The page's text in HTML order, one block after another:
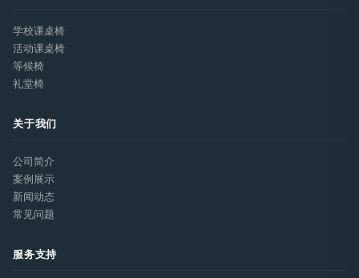
学校课桌椅
活动课桌椅
等候椅
礼堂椅
关于我们
公司简介
案例展示
新闻动态
常见问题
服务支持